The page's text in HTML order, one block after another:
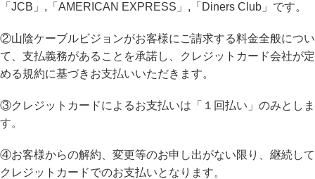
「JCB」,「AMERICAN EXPRESS」,「Diners Club」です。
②山陰ケーブルビジョンがお客様にご請求する料金全般につい
て、支払義務があることを承諾し、クレジットカード会社が定
める規約に基づきお支払いいただきます。
③クレジットカードによるお支払いは「１回払い」のみとしま
す。
④お客様からの解約、変更等のお申し出がない限り、継続して
クレジットカードでのお支払いとなります。